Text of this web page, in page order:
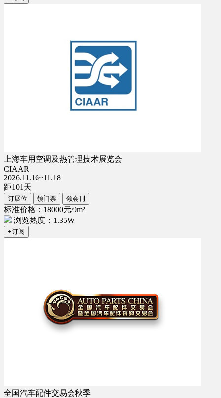
上海车用空调及热管理技术展览会
CIAAR
2026.11.16~11.18
距101 天
订展位 领门票 领会刊
标准价格：18000元/9m²
浏览热度：1.35W
+订阅
全国汽车配件交易会秋季